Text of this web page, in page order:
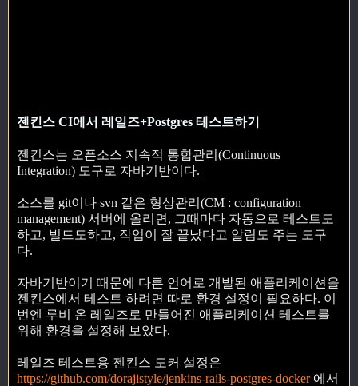
젠킨스 CI에서 레일즈+Postgres 테스트하기
젠킨스는 오픈소스 지속적 통합관리(Continuous
Integration) 도구로 자바기반이다.
소스를 git이나 svn 같은 형상관리(CM : configuration
management) 서버에 올리면, 그때마다 자동으로 테스트도
하고, 빌드도하고, 작업이 잘 끝났다고 알림도 주는 도구
다.
자바기반이기 때문에 다른 언어로 개발된 애플리케이션을
젠킨스에서 테스트 하려면 따로 환경 설정이 필요하다. 이
번엔 루비 온 레일즈로 만들어진 애플리케이션 테스트를
위해 환경을 설정해 보았다.
레일즈 테스트용 젠킨스 도커 설정은
https://github.com/dorajistyle/jenkins-rails-postgres-docker에서